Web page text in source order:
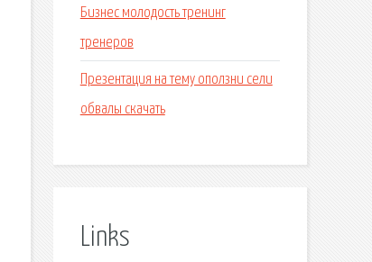
Бизнес молодость тренинг
тренеров
Презентация на тему оползни сели
обвалы скачать
Links